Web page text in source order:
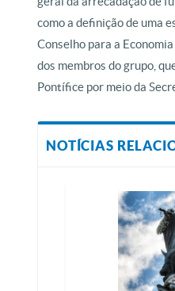
como a definição de uma
Conselho para a
dos membros do grupo,
Pontífice por meio da
NOTÍCIAS